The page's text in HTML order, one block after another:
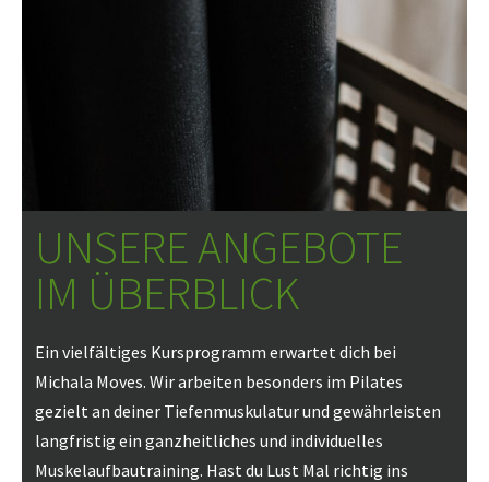
UNSERE ANGEBOTE
IM ÜBERBLICK
Ein vielfältiges Kursprogramm erwartet dich bei
Michala Moves. Wir arbeiten besonders im Pilates
gezielt an deiner Tiefenmuskulatur und gewährleisten
langfristig ein ganzheitliches und individuelles
Muskelaufbautraining. Hast du Lust Mal richtig ins